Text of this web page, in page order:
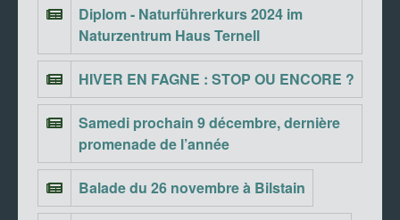
Diplom - Naturführerkurs 2024 im
Naturzentrum Haus Ternell
HIVER EN FAGNE : STOP OU ENCORE ?
Samedi prochain 9 décembre, dernière
promenade de l’année
Balade du 26 novembre à Bilstain